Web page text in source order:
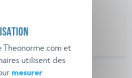
et
utilisent des
mesurer